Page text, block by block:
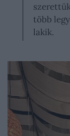
több
lakik.